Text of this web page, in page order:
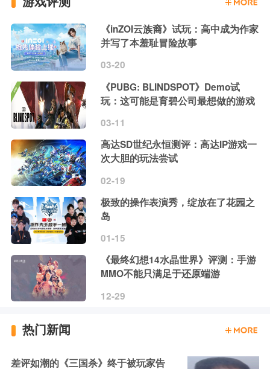
《inZOI云族裔》试玩：高中成为作家
并写了本羞耻冒险故事
03-20
《PUBG: BLINDSPOT》Demo试
玩：这可能是育碧公司最想做的游戏
03-11
高达SD世纪永恒测评：高达IP游戏一
次大胆的玩法尝试
02-19
极致的操作表演秀，绽放在了花园之
岛
01-15
《最终幻想14水晶世界》评测：手游
MMO不能只满足于还原端游
12-29
热门新闻
差评如潮的《三国杀》终于被玩家告